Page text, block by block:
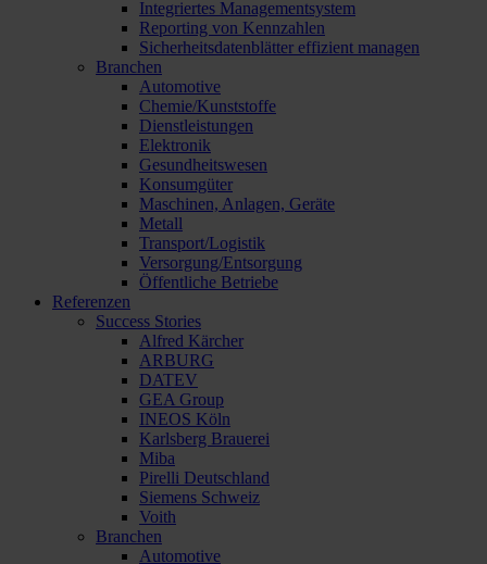
Integriertes Managementsystem
Reporting von Kennzahlen
Sicherheitsdatenblätter effizient managen
Branchen
Automotive
Chemie/Kunststoffe
Dienstleistungen
Elektronik
Gesundheitswesen
Konsumgüter
Maschinen, Anlagen, Geräte
Metall
Transport/Logistik
Versorgung/Entsorgung
Öffentliche Betriebe
Referenzen
Success Stories
Alfred Kärcher
ARBURG
DATEV
GEA Group
INEOS Köln
Karlsberg Brauerei
Miba
Pirelli Deutschland
Siemens Schweiz
Voith
Branchen
Automotive